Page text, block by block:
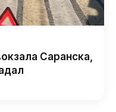
Саранска,